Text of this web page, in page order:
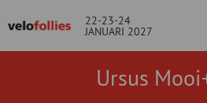
22-23-24
JANUARI 2027
Ursus